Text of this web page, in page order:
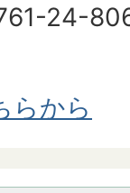
24-
らから